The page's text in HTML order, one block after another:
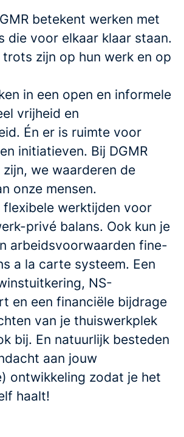
betekent werken met
die voor elkaar klaar staan.
trots zijn op hun werk en op
in een open en informele
vrijheid en
Én er is ruimte voor
initiatieven. Bij DGMR
we waarderen de
onze mensen.
flexibele werktijden voor
privé balans. Ook kun je
arbeidsvoorwaarden fine-
a la carte systeem. Een
NS-
en een financiële bijdrage
van je thuiswerkplek
bij. En natuurlijk besteden
aan jouw
ontwikkeling zodat je het
haalt!